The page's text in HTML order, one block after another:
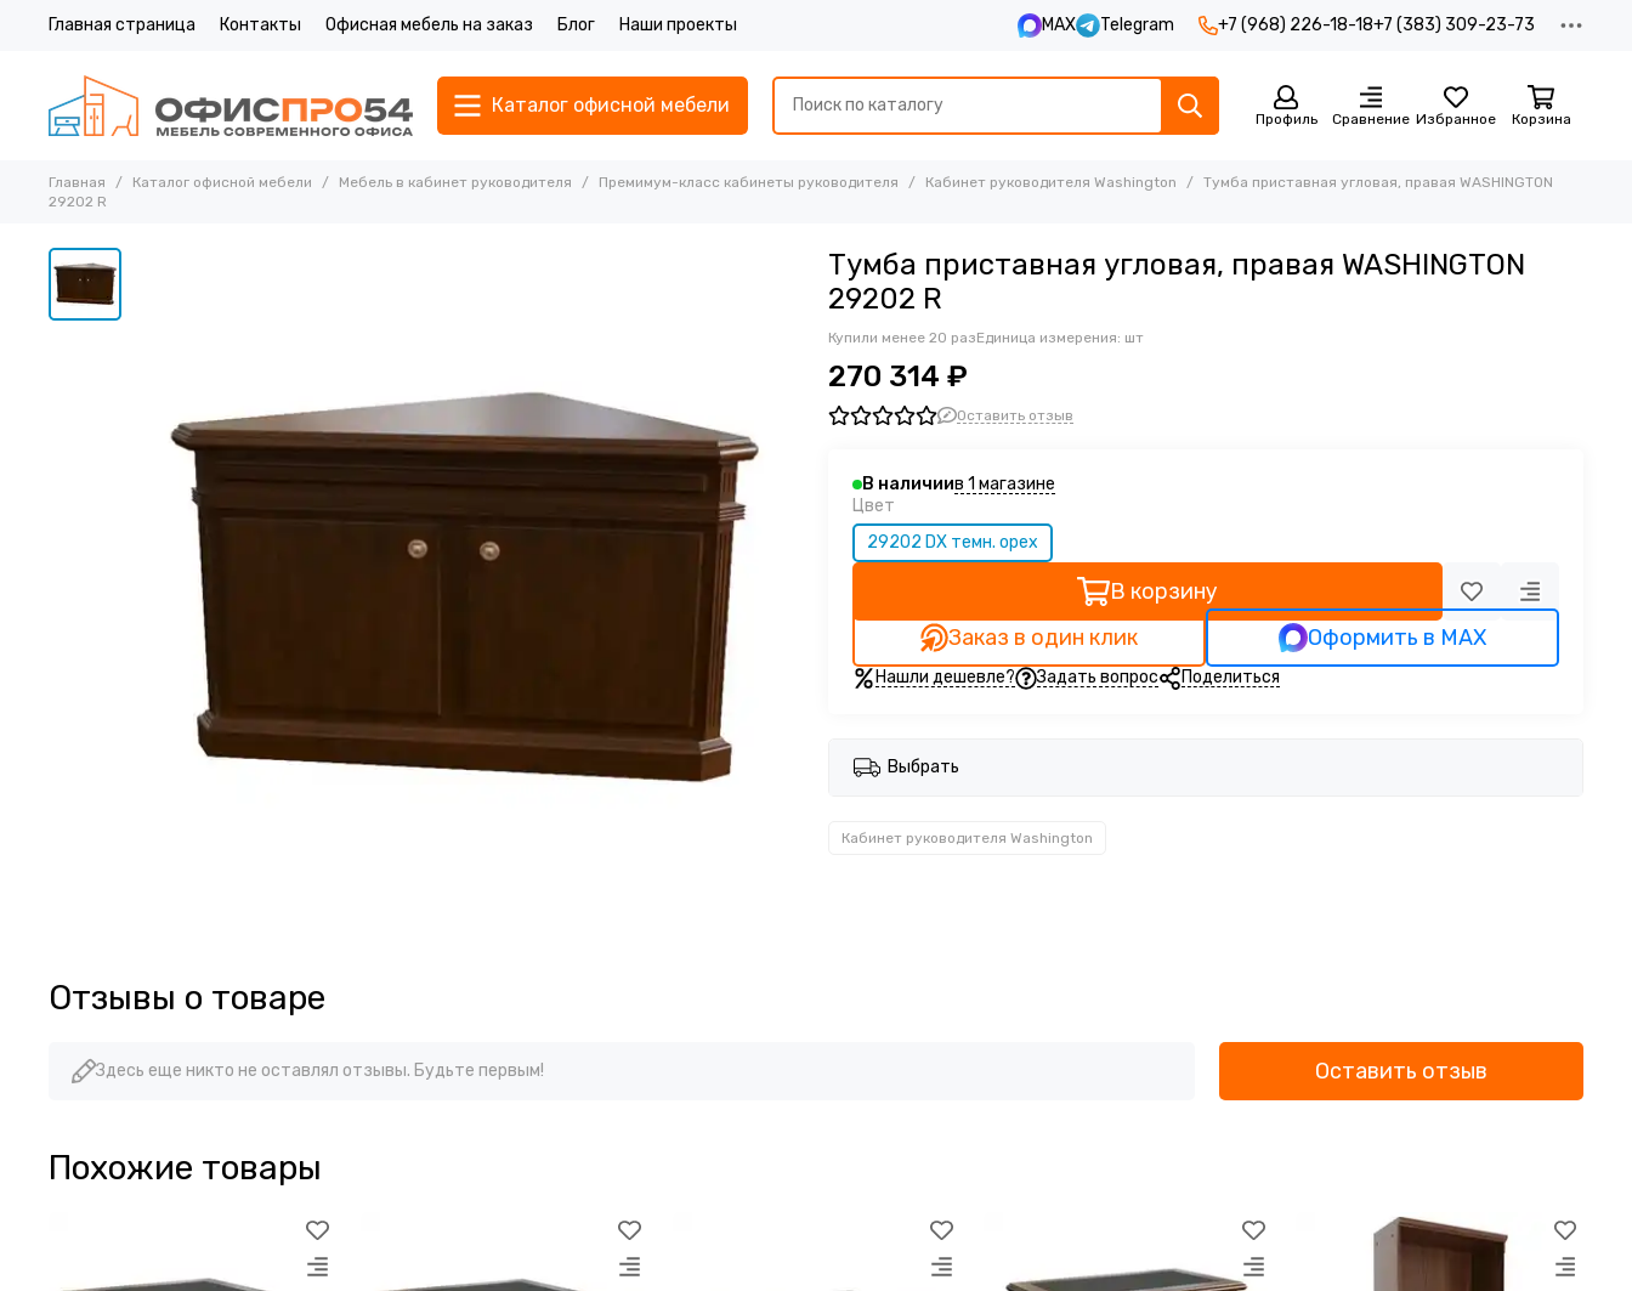
Главная страница Контакты Офисная мебель на заказ Блог Наши проекты MAX Telegram +7 (968) 226-18-18+7 (383) 309-23-73
Каталог офисной мебели
Профиль Сравнение Избранное Корзина
Главная Каталог офисной мебели Мебель в кабинет руководителя Премимум-класс кабинеты руководителя Кабинет руководителя Washington
Тумба приставная угловая, правая WASHINGTON
29202 R
Тумба приставная угловая, правая WASHINGTON
29202 R
Купили менее 20 разЕдиница измерения: шт
270 314 ₽
Оставить отзыв
В наличиив 1 магазине
Цвет
29202 DX темн. орех
В корзину
Заказ в один клик
Оформить в MAX
Нашли дешевле? Задать вопрос Поделиться
Выбрать
Кабинет руководителя Washington
Отзывы о товаре
Здесь еще никто не оставлял отзывы. Будьте первым! Оставить отзыв
Похожие товары